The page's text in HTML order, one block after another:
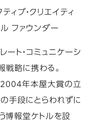
ィブ・クリエイティ
ル ファウンダー
ト・コミュニケーシ
戦略に携わる。
年本屋大賞の立
手段にとらわれずに
博報堂ケトルを設